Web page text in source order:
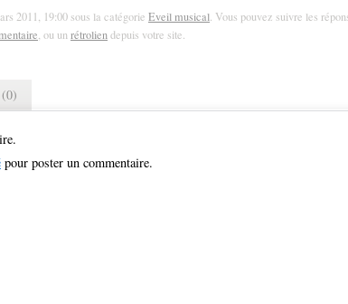
2011, 19:00 sous la catégorie Eveil musical . Vous pouvez suivre les
, ou un rétroliendepuis votre site.
pour poster un commentaire.